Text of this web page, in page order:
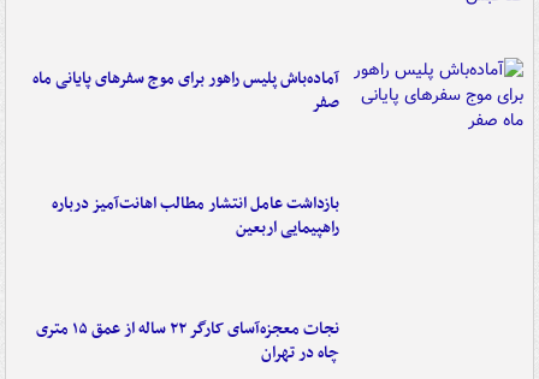
آماده‌باش پلیس راهور برای موج سفرهای پایانی ماه
صفر
بازداشت عامل انتشار مطالب اهانت‌آمیز درباره
راهپیمایی اربعین
نجات معجزه‌آسای کارگر ۲۲ ساله از عمق ۱۵ متری
چاه در تهران